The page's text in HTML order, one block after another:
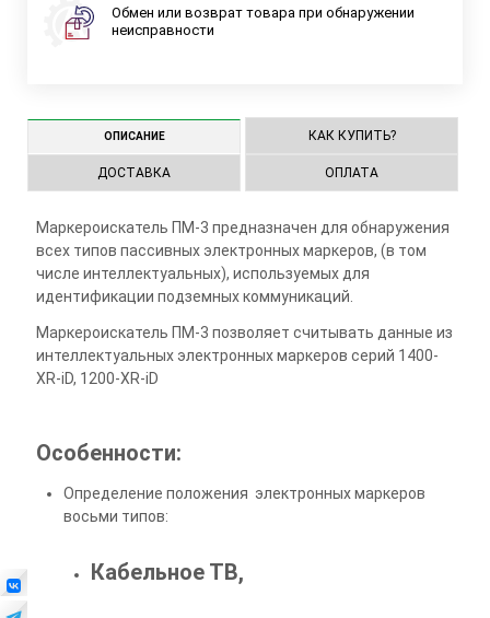
Обмен или возврат товара при обнаружении
неисправности
ОПИСАНИЕ КАК КУПИТЬ?
ДОСТАВКА ОПЛАТА
Маркероискатель ПМ-3 предназначен для обнаружения
всех типов пассивных электронных маркеров, (в том
числе интеллектуальных), используемых для
идентификации подземных коммуникаций.
Маркероискатель ПМ-3 позволяет считывать данные из
интеллектуальных электронных маркеров серий 1400-
XR-iD, 1200-XR-iD
Особенности:
Определение положения электронных маркеров
восьми типов:
Кабельное ТВ,